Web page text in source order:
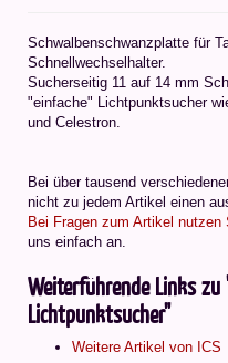
Schwalbenschwanzplatte für
Schnellwechselhalter.
Sucherseitig 11 auf 14 mm
"einfache" Lichtpunktsucher
und Celestron.
Bei über tausend
nicht zu jedem Artikel einen
Bei Fragen zum Artikel
uns einfach an.
Weiterführende Links zu
Lichtpunktsucher"
Weitere Artikel von ICS